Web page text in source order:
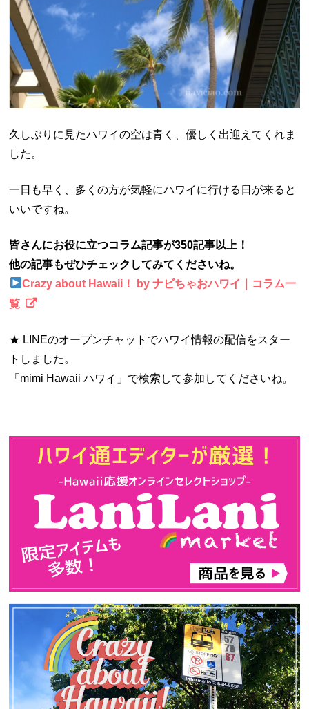
久しぶりに見たハワイの空は青く、優しく出迎えてくれま
した。
一日も早く、多くの方が気軽にハワイに行ける日が来ると
いいですね。
皆さんにお役に立つコラム記事が350記事以上！
他の記事もぜひチェックしてみてくださいね。
Crazy about Hawaii！ by ナビちゃおハワイ｜コラム一
覧
★ LINEのオープンチャットでハワイ情報の配信をスター
トしました。
「mimi Hawaii ハワイ」で検索して参加してくださいね。